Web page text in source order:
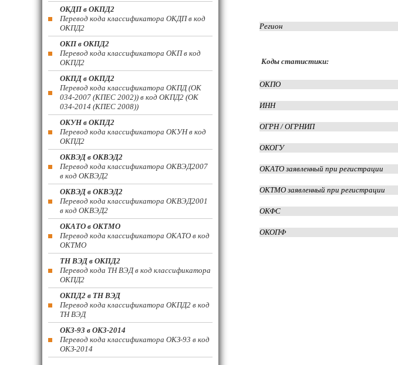
Регион
Коды статистики:
ОКПО
ИНН
ОГРН / ОГРНИП
ОКОГУ
ОКАТО заявленный при регистрации
ОКТМО заявленный при регистрации
ОКФС
ОКОПФ
ОКДП в ОКПД2
Перевод кода классификатора ОКДП в код
ОКПД2
ОКП в ОКПД2
Перевод кода классификатора ОКП в код
ОКПД2
ОКПД в ОКПД2
Перевод кода классификатора ОКПД (ОК
034-2007 (КПЕС 2002)) в код ОКПД2 (ОК
034-2014 (КПЕС 2008))
ОКУН в ОКПД2
Перевод кода классификатора ОКУН в код
ОКПД2
ОКВЭД в ОКВЭД2
Перевод кода классификатора ОКВЭД2007
в код ОКВЭД2
ОКВЭД в ОКВЭД2
Перевод кода классификатора ОКВЭД2001
в код ОКВЭД2
ОКАТО в ОКТМО
Перевод кода классификатора ОКАТО в код
ОКТМО
ТН ВЭД в ОКПД2
Перевод кода ТН ВЭД в код классификатора
ОКПД2
ОКПД2 в ТН ВЭД
Перевод кода классификатора ОКПД2 в код
ТН ВЭД
ОКЗ-93 в ОКЗ-2014
Перевод кода классификатора ОКЗ-93 в код
ОКЗ-2014